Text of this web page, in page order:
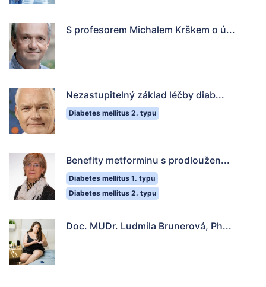
S profesorem Michalem Krškem o ú...
Nezastupitelný základ léčby diab...
Diabetes mellitus 2. typu
Benefity metforminu s prodloužen...
Diabetes mellitus 1. typu
Diabetes mellitus 2. typu
Doc. MUDr. Ludmila Brunerová, Ph...